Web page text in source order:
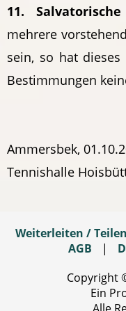
11.
mehrere
sein, so hat
Bestimmungen
Ammersbek,
Tennishalle
Weiterleiten / Teilen
AGB
|
Copyright
Ein